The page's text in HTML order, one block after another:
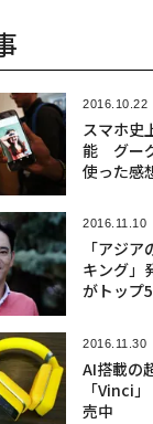
2016.10.22
スマホ史
能 グー
使った感
2016.11.10
「アジ
キング」
がトップ
2016.11.30
AI搭載の
「Vinci
売中